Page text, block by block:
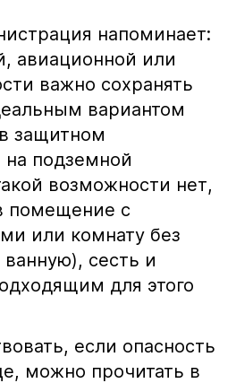
напоминает:
авиационной или
важно сохранять
вариантом
защитном
подземной
возможности нет,
помещение с
или комнату без
сесть и
для этого
если опасность
можно прочитать в